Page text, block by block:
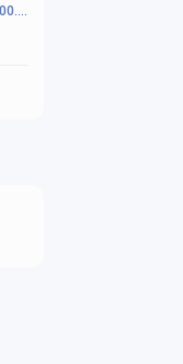
Etimesgut Belediyesi 100. Yıl Cumhuriyet Kültür Sanat Merkezi